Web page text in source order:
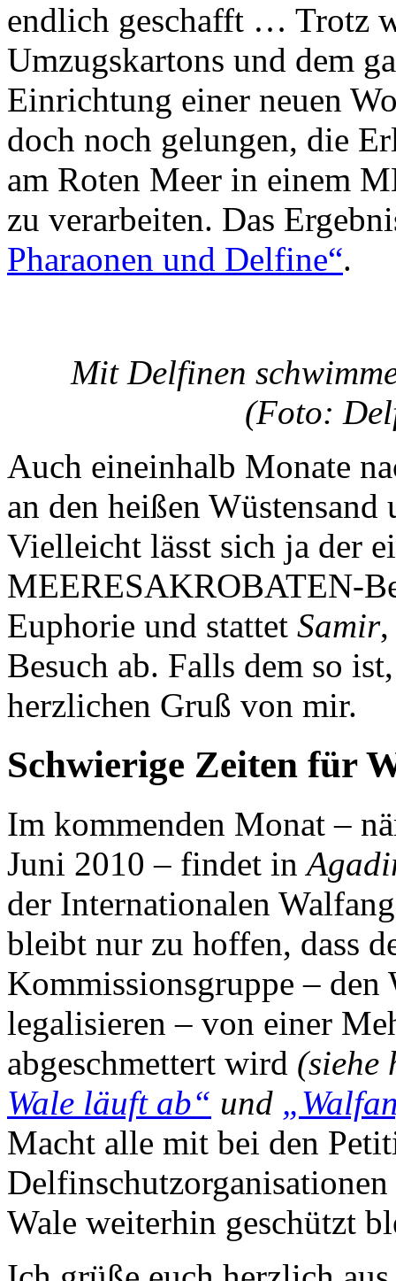
endlich geschafft … Trotz
Umzugskartons und dem
Einrichtung einer neuen
doch noch gelungen, die
am Roten Meer in einem
zu verarbeiten. Das
Pharaonen und Delfine“.
Mit Delfinen
(Foto:
Auch eineinhalb Monate
an den heißen
Vielleicht lässt sich ja der
MEERESAKROBATEN-
Euphorie und stattet Samir
Besuch ab. Falls dem so
herzlichen Gruß von mir.
Schwierige Zeiten für
Im kommenden Monat –
Juni 2010 – findet in
der Internationalen
bleibt nur zu hoffen, dass
Kommissionsgruppe –
legalisieren – von einer
abgeschmettert wird (siehe
Wale läuft ab“ und
Macht alle mit bei den
Wale weiterhin geschützt